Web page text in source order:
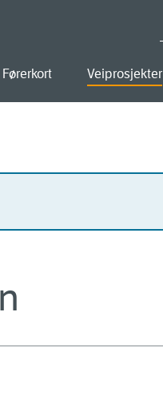
Førerkort Veiprosjekter